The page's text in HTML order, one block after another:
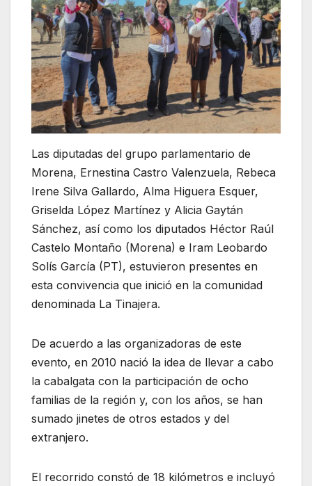
Las diputadas del grupo parlamentario de
Morena, Ernestina Castro Valenzuela, Rebeca
Irene Silva Gallardo, Alma Higuera Esquer,
Griselda López Martínez y Alicia Gaytán
Sánchez, así como los diputados Héctor Raúl
Castelo Montaño (Morena) e Iram Leobardo
Solís García (PT), estuvieron presentes en
esta convivencia que inició en la comunidad
denominada La Tinajera.
De acuerdo a las organizadoras de este
evento, en 2010 nació la idea de llevar a cabo
la cabalgata con la participación de ocho
familias de la región y, con los años, se han
sumado jinetes de otros estados y del
extranjero.
El recorrido constó de 18 kilómetros e incluyó